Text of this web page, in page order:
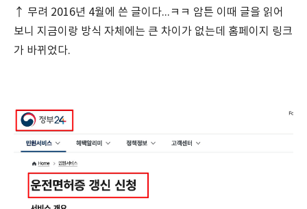
↑ 무려 2016년 4월에 쓴 글이다...ㅋㅋ 암튼 이때 글을 읽어
보니 지금이랑 방식 자체에는 큰 차이가 없는데 홈페이지 링크
가 바뀌었다.